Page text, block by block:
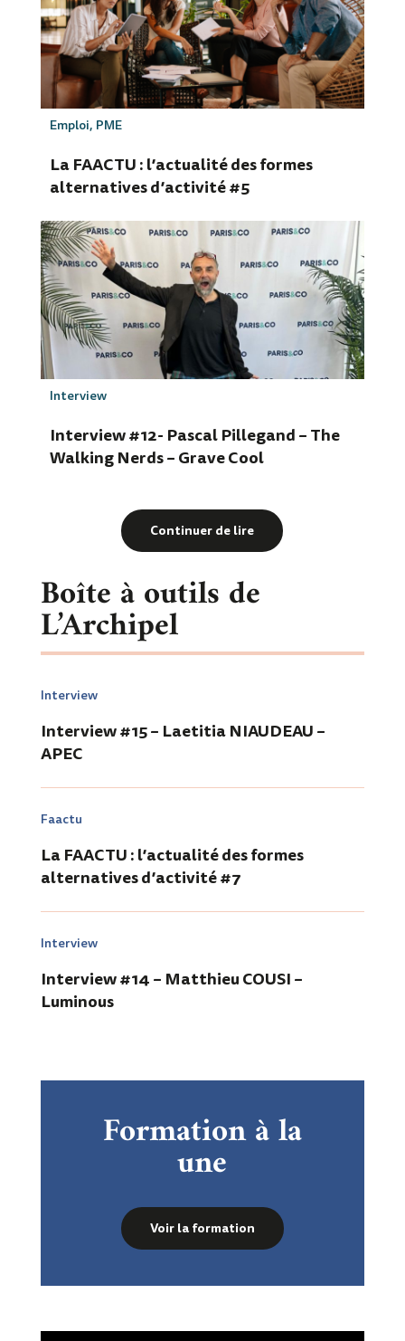
La FAACTU : l’actualité des formes
alternatives d’activité #5
Emploi, PME
Interview #12- Pascal Pillegand – The
Walking Nerds – Grave Cool
Interview
Continuer de lire
Boîte à outils de
L’Archipel
Interview #15 – Laetitia NIAUDEAU –
APEC
Interview
La FAACTU : l’actualité des formes
alternatives d’activité #7
Faactu
Interview #14 – Matthieu COUSI –
Luminous
Interview
Formation à la
une
Voir la formation